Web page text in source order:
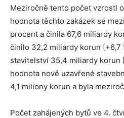
Meziročně tento počet vzrostl
hodnota těchto zakázek se
procent a činila 67,6 miliardy
činilo 32,2 miliardy korun [+6,7
stavitelství 35,4 miliardy korun
hodnota nově uzavřené
4,1 miliony korun a byla
Počet zahájených bytů ve 4.